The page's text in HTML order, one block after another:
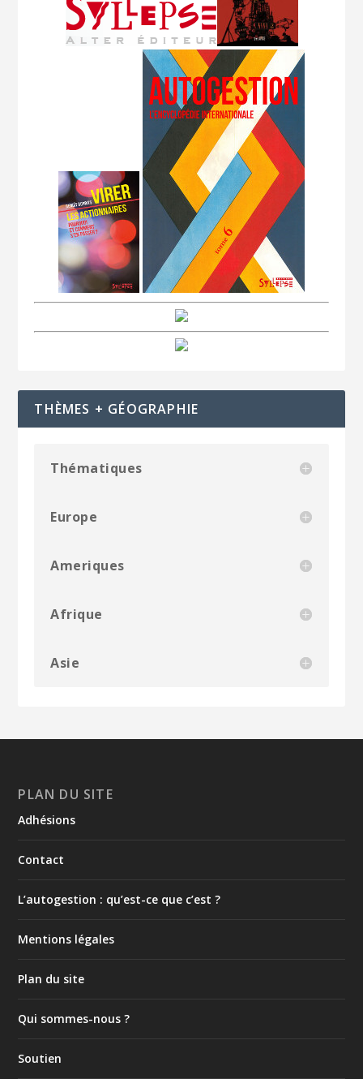
THÈMES + GÉOGRAPHIE
Thématiques
Europe
Ameriques
Afrique
Asie
PLAN DU SITE
Adhésions
Contact
L’autogestion : qu’est-ce que c’est ?
Mentions légales
Plan du site
Qui sommes-nous ?
Soutien